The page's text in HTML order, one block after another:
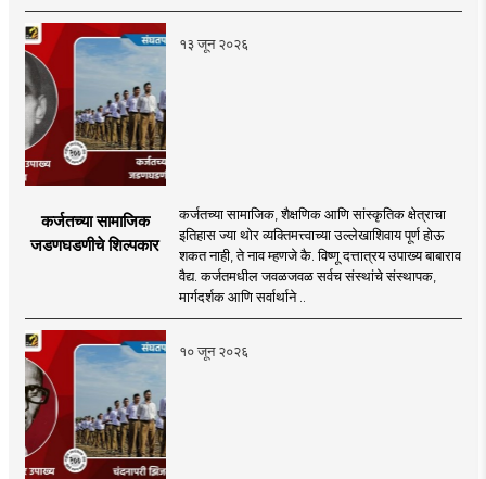
१३ जून २०२६
कर्जतच्या सामाजिक
जडणघडणीचे शिल्पकार
कर्जतच्या सामाजिक, शैक्षणिक आणि सांस्कृतिक क्षेत्राचा
इतिहास ज्या थोर व्यक्तिमत्त्वाच्या उल्लेखाशिवाय पूर्ण होऊ
शकत नाही, ते नाव म्हणजे कै. विष्णू दत्तात्रय उपाख्य बाबाराव
वैद्य. कर्जतमधील जवळजवळ सर्वच संस्थांचे संस्थापक,
मार्गदर्शक आणि सर्वार्थाने ..
१० जून २०२६